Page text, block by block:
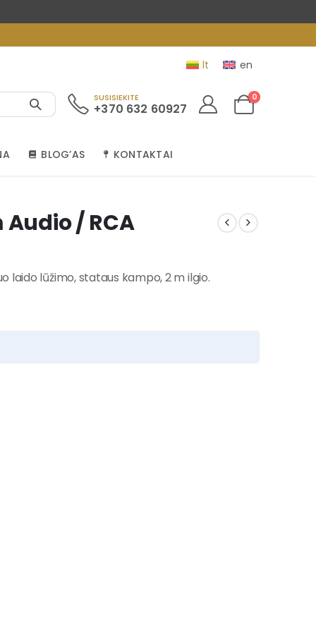
lt en
SUSISIEKITE
+370 632 60927
0
BLOG’AS KONTAKTAI
/ RCA
laido lūžimo, stataus kampo, 2 m ilgio.